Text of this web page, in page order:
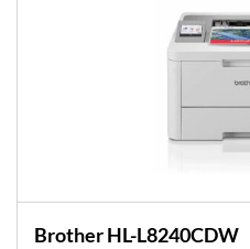
Brother HL-L8240CDW